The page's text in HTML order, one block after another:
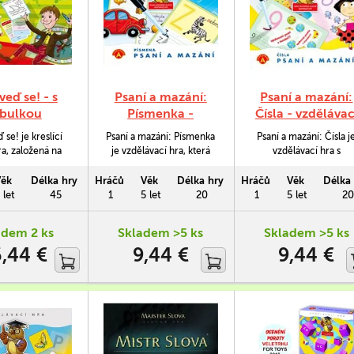
se! - s
se! je kreslící
založená na
Activit.
ke kreslení
tabulky. Tu
pokreslit
nekonečněkrát.
let
Délka hry
45
2 ks
€
Psaní a mazání:
Písmenka -
vzdělávací hra
Psaní a mazání: Písmenka
je vzdělávací hra, která
předloze učí správné
tvary písmen. Obrázky u
čtení. Tabulky lze
opakovaně mazat.
Hráčů
1
Věk
5 let
Délka hry
20
Skladem >5 ks
9,44 €
Psaní a mazání:
Čísla -
hra
Psaní a mazání: Čísla
vzdělávací hra s
kvízy, která děti
kreslení po předloze
držení pera. Tabulky lze
opakovaně mazat.
Hráčů
1
Věk
5 let
Délka
20
Skladem >5 ks
9,44 €